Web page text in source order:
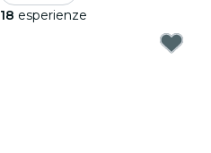
18 esperienze